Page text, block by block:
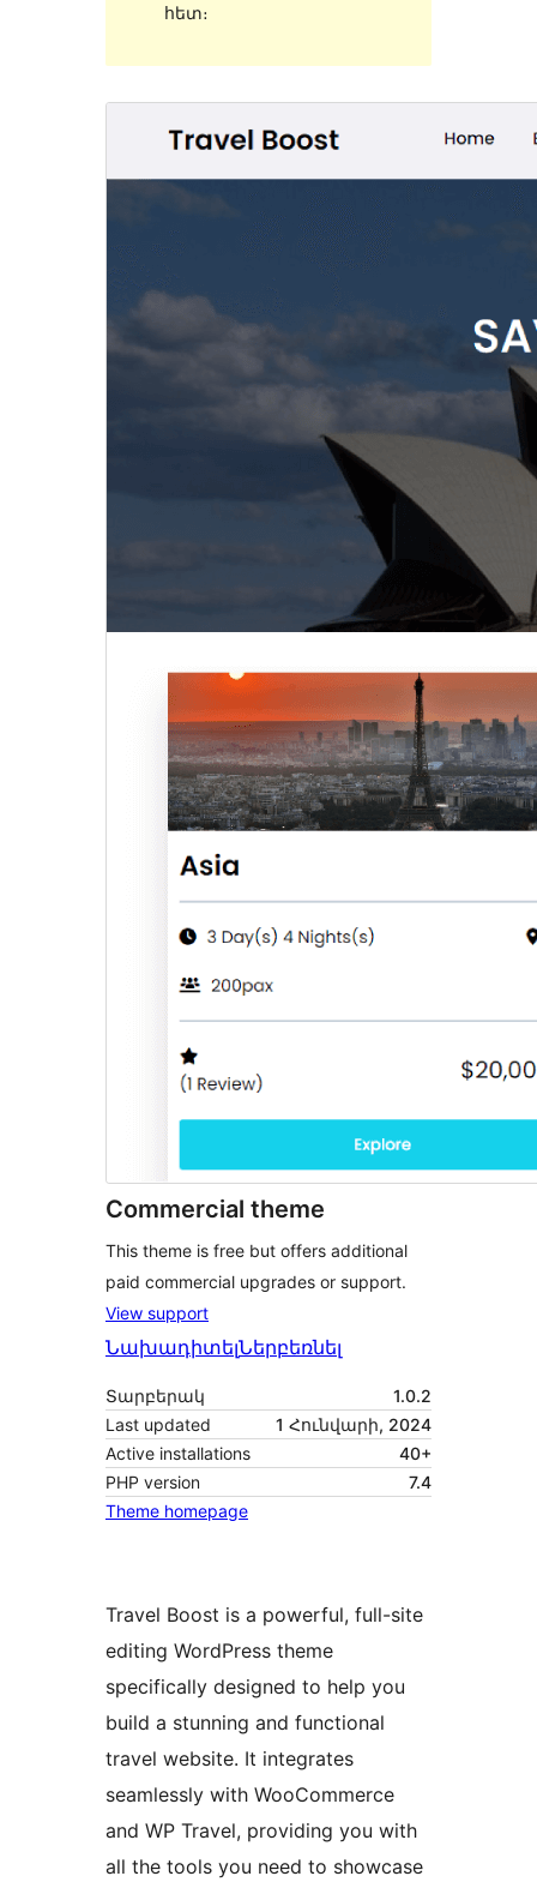
հետ։
Commercial theme
This theme is free but offers additional
paid commercial upgrades or support.
View support
ՆախադիտելՆերբեռնել
Տարբերակ
1.0.2
Last updated
1 Հունվարի, 2024
Active installations
40+
PHP version
7.4
Theme homepage
Travel Boost is a powerful, full-site
editing WordPress theme
specifically designed to help you
build a stunning and functional
travel website. It integrates
seamlessly with WooCommerce
and WP Travel, providing you with
all the tools you need to showcase